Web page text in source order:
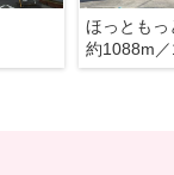
約1088m